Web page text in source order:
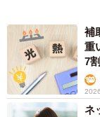
補
重
7
ネ